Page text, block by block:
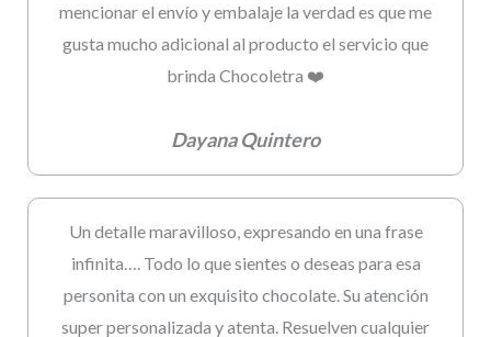
mencionar el envío y embalaje la verdad es que me
gusta mucho adicional al producto el servicio que
brinda Chocoletra ❤️
Dayana Quintero
Un detalle maravilloso, expresando en una frase
infinita…. Todo lo que sientes o deseas para esa
personita con un exquisito chocolate. Su atención
super personalizada y atenta. Resuelven cualquier